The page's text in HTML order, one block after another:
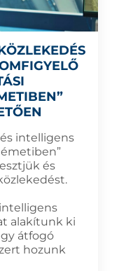
intelligens
és
alakítunk ki
átfogó
hozunk